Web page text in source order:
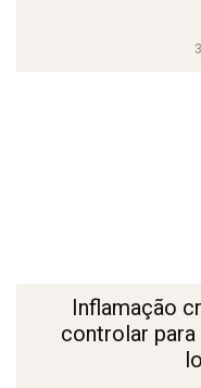
Inflamação
controlar